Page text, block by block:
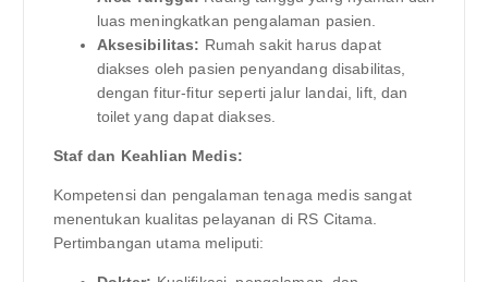
luas meningkatkan pengalaman pasien.
Aksesibilitas: Rumah sakit harus dapat
diakses oleh pasien penyandang disabilitas,
dengan fitur-fitur seperti jalur landai, lift, dan
toilet yang dapat diakses.
Staf dan Keahlian Medis:
Kompetensi dan pengalaman tenaga medis sangat
menentukan kualitas pelayanan di RS Citama.
Pertimbangan utama meliputi: